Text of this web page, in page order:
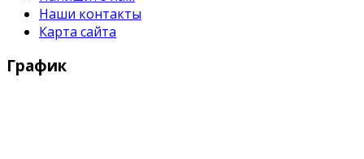
Наши контакты
Карта сайта
График